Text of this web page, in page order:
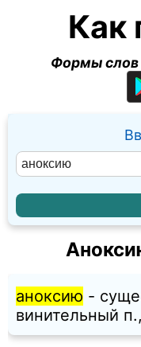
Как
Формы слов
аноксию -
винительный